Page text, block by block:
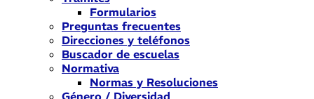
Formularios
Preguntas frecuentes
Direcciones y teléfonos
Buscador de escuelas
Normativa
Normas y Resoluciones
Género / Diversidad